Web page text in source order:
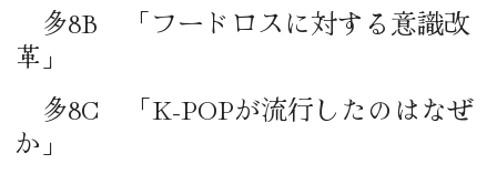
多8B 「フードロスに対する意識改
革」
多8C 「K-POPが流行したのはなぜ
か」